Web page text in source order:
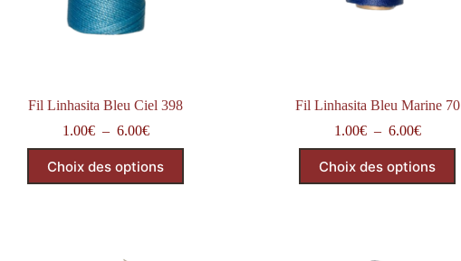
Fil Linhasita Bleu Ciel 398
1.00€ – 6.00€Plage
de
prix :
Choix des options
Ce
produit
a
Fil Linhasita Bleu Marine 70
1.00€ – 6.00€Plage
de
prix :
Choix des options
Ce
produit
a